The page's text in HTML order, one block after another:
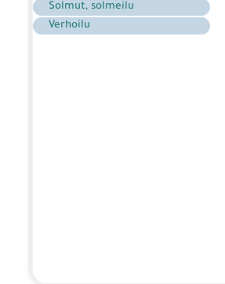
Solmut, solmeilu
Verhoilu